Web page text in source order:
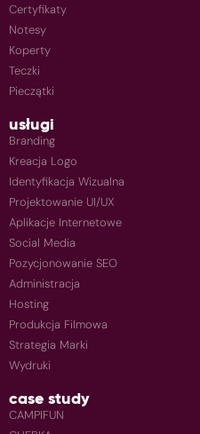
Certyfikaty
Notesy
Koperty
Teczki
Pieczątki
usługi
Branding
Kreacja Logo
Identyfikacja Wizualna
Projektowanie UI/UX
Aplikacje Internetowe
Social Media
Pozycjonowanie SEO
Administracja
Hosting
Produkcja Filmowa
Strategia Marki
Wydruki
case study
CAMPIFUN